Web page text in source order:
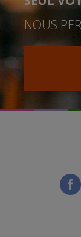
NOUS